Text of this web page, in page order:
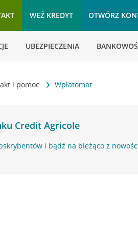
WEŹ KREDYT OTWÓRZ
UBEZPIECZENIA
i pomoc Wpłatomat
Credit Agricole
i bądź na bieżąco z